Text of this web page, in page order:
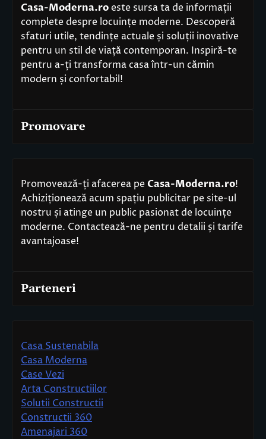
Casa-Moderna.roeste sursa ta de informații
complete despre locuințe moderne. Descoperă
sfaturi utile, tendințe actuale și soluții inovative
pentru un stil de viață contemporan. Inspiră-te
pentru a-ți transforma casa într-un cămin
modern și confortabil!
Promovare
Promovează-ți afacerea pe Casa-Moderna.ro!
Achiziționează acum spațiu publicitar pe site-ul
nostru și atinge un public pasionat de locuințe
moderne. Contactează-ne pentru detalii și tarife
avantajoase!
Parteneri
Casa Sustenabila
Casa Moderna
Case Vezi
Arta Constructiilor
Solutii Constructii
Constructii 360
Amenajari 360